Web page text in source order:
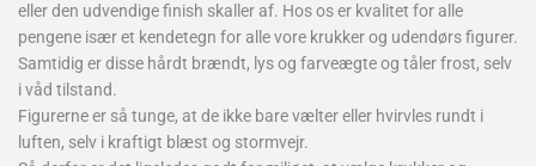
eller den udvendige finish skaller af. Hos os er kvalitet for alle
pengene især et kendetegn for alle vore krukker og udendørs figurer.
Samtidig er disse hårdt brændt, lys og farveægte og tåler frost, selv
i våd tilstand.
Figurerne er så tunge, at de ikke bare vælter eller hvirvles rundt i
luften, selv i kraftigt blæst og stormvejr.